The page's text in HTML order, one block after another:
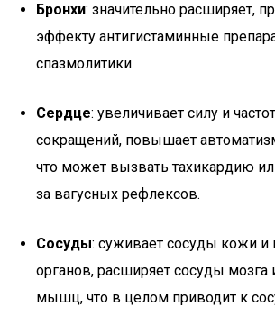
Бронхи: значительно расширяет,
эффекту антигистаминные
спазмолитики.
Сердце: увеличивает силу и
сокращений, повышает
что может вызвать тахикардию
за вагусных рефлексов.
Сосуды: суживает сосуды кожи и
органов, расширяет сосуды
мышц, что в целом приводит к